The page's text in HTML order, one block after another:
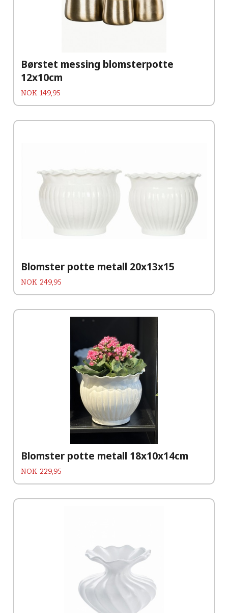
Børstet messing blomsterpotte
12x10cm
Pris
NOK 149,95
Blomster potte metall 20x13x15
Pris
NOK 249,95
Blomster potte metall 18x10x14cm
Pris
NOK 229,95